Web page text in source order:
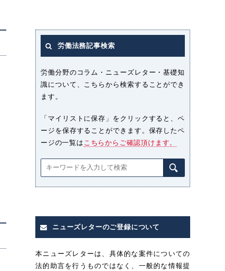
労働法務記事検索
労働分野のコラム・ニューズレター・基礎知
識について、こちらから検索することができ
ます。
「マイリストに保存」をクリックすると、ペ
ージを保存することができます。保存したペ
ージの一覧は こちらからご確認頂けます。
ニューズレターのご登録について
本ニューズレターは、具体的な案件についての
法的助言を行うものではなく、一般的な情報提